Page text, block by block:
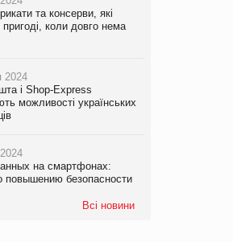
та консерви, які
пригоді, коли довго нема
2024
і Shop-Express
можливості українських
на смартфонах:
повышению безопасности
Всі новини